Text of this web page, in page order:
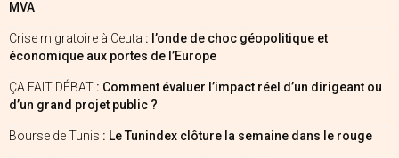
MVA
Crise migratoire à Ceuta : l’onde de choc géopolitique et
économique aux portes de l’Europe
ÇA FAIT DÉBAT : Comment évaluer l’impact réel d’un dirigeant ou
d’un grand projet public ?
Bourse de Tunis : Le Tunindex clôture la semaine dans le rouge